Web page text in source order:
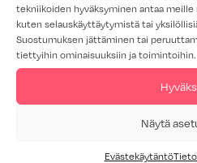
tekniikoiden hyväksyminen antaa
kuten selauskäyttäytymistä tai
Suostumuksen jättäminen tai
tiettyihin ominaisuuksiin ja toimintoihin.
Näytä
Evästekäytäntö
Massiivipuu
Melamiini
Tammiviilu
Valitettavasti annetuilla